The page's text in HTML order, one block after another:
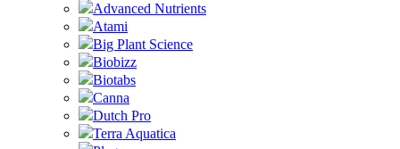
Advanced Nutrients
Atami
Big Plant Science
Biobizz
Biotabs
Canna
Dutch Pro
Terra Aquatica